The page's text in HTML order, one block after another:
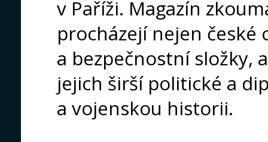
v Paříži. Magazín
procházejí nejen české
a bezpečnostní složky,
jejich širší politické a
a vojenskou historii.